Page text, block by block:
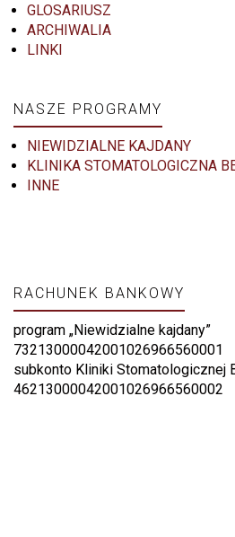
GLOSARIUSZ
ARCHIWALIA
LINKI
NASZE PROGRAMY
NIEWIDZIALNE KAJDANY
KLINIKA STOMATOLOGICZNA
INNE
RACHUNEK BANKOWY
program „Niewidzialne kajdany”
73213000042001026966560001
subkonto Kliniki Stomatologicznej
46213000042001026966560002